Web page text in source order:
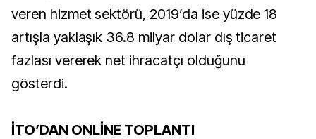
veren hizmet sektörü, 2019’da ise yüzde 18
artışla yaklaşık 36.8 milyar dolar dış ticaret
fazlası vererek net ihracatçı olduğunu
gösterdi.
İTO’DAN ONLİNE TOPLANTI